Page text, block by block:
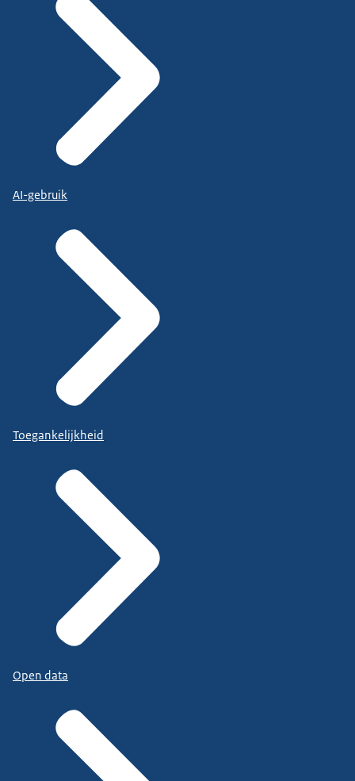
AI-gebruik
Toegankelijkheid
Open data